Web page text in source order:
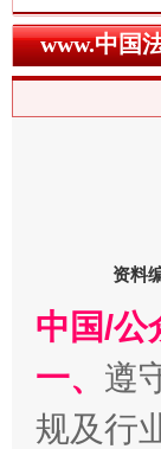
www.中国
资料
中国/公
一、 遵
规及行